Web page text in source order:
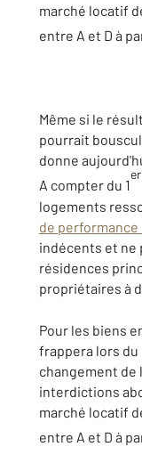
marché locatif
entre A et D à
Même si le
pourrait
donne
A compter du 1
er
logements
de performance
indécents et ne
résidences
propriétaires à
Pour les biens
frappera lors
changement de
interdictions
marché locatif
entre A et D à